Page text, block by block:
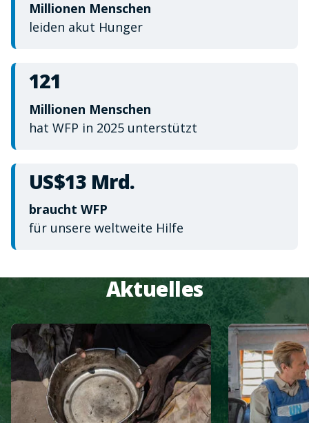
Millionen Menschen
leiden akut Hunger
121
Millionen Menschen
hat WFP in 2025 unterstützt
US$13 Mrd.
braucht WFP
für unsere weltweite Hilfe
Aktuelles